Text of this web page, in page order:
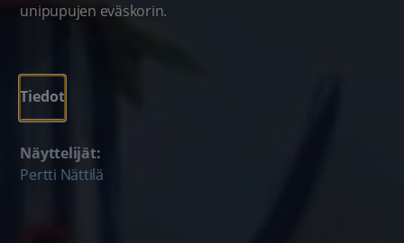
unipupujen eväskorin.
Tiedot
Näyttelijät:
Pertti Nättilä